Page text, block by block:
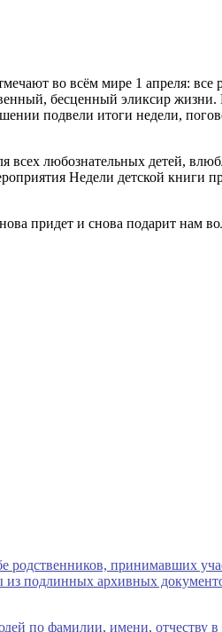
во всём мире 1 апреля: все
бесценный эликсир жизни.
подвели итоги недели,
всех любознательных детей,
Недели детской книги
придет и снова подарит нам